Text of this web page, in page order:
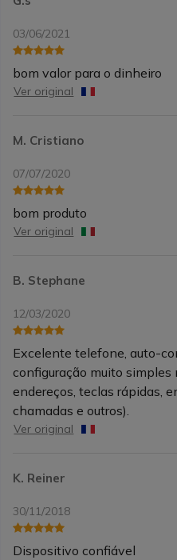
03/06/2021
bom valor para o dinheiro
Ver original
M. Cristiano
07/07/2020
bom produto
Ver original
B. Stephane
12/03/2020
Excelente telefone, auto-
configuração muito
endereços, teclas rápidas,
chamadas e outros).
Ver original
K. Reiner
30/11/2018
Dispositivo confiável